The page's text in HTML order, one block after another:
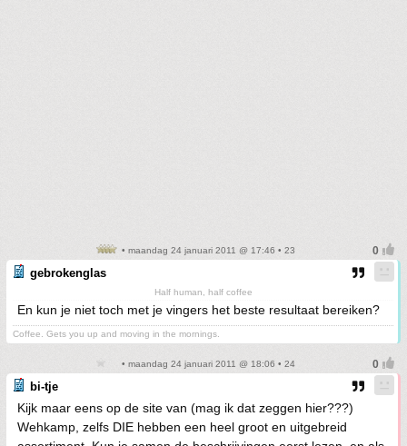
• maandag 24 januari 2011 @ 17:46 • 23
gebrokenglas
Half human, half coffee
En kun je niet toch met je vingers het beste resultaat bereiken?
Coffee. Gets you up and moving in the mornings.
• maandag 24 januari 2011 @ 18:06 • 24
bi-tje
Kijk maar eens op de site van (mag ik dat zeggen hier???)
Wehkamp, zelfs DIE hebben een heel groot en uitgebreid